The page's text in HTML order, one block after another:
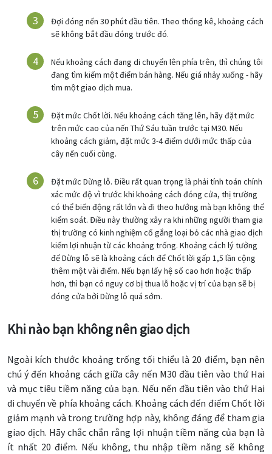
Đợi đóng nến 30 phút đầu tiên. Theo thống kê, khoảng cách
sẽ không bắt đầu đóng trước đó.
Nếu khoảng cách đang di chuyển lên phía trên, thì chúng tôi
đang tìm kiếm một điểm bán hàng. Nếu giá nhảy xuống - hãy
tìm một giao dịch mua.
Đặt mức Chốt lời. Nếu khoảng cách tăng lên, hãy đặt mức
trên mức cao của nến Thứ Sáu tuần trước tại M30. Nếu
khoảng cách giảm, đặt mức 3-4 điểm dưới mức thấp của
cây nến cuối cùng.
Đặt mức Dừng lỗ. Điều rất quan trọng là phải tính toán chính
xác mức độ vì trước khi khoảng cách đóng cửa, thị trường
có thể biến động rất lớn và đi theo hướng mà bạn không thể
kiểm soát. Điều này thường xảy ra khi những người tham gia
thị trường có kinh nghiệm cố gắng loại bỏ các nhà giao dịch
kiếm lợi nhuận từ các khoảng trống. Khoảng cách lý tưởng
để Dừng lỗ sẽ là khoảng cách để Chốt lời gấp 1,5 lần cộng
thêm một vài điểm. Nếu bạn lấy hệ số cao hơn hoặc thấp
hơn, thì bạn có nguy cơ bị thua lỗ hoặc vị trí của bạn sẽ bị
đóng cửa bởi Dừng lỗ quá sớm.
Khi nào bạn không nên giao dịch
Ngoài kích thước khoảng trống tối thiểu là 20 điểm, bạn nên
chú ý đến khoảng cách giữa cây nến M30 đầu tiên vào thứ Hai
và mục tiêu tiềm năng của bạn. Nếu nến đầu tiên vào thứ Hai
di chuyển về phía khoảng cách. Khoảng cách đến điểm Chốt lời
giảm mạnh và trong trường hợp này, không đáng để tham gia
giao dịch. Hãy chắc chắn rằng lợi nhuận tiềm năng của bạn là
ít nhất 20 điểm. Nếu không, thu nhập tiềm năng sẽ không